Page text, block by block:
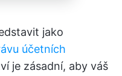
jako
účetních
je zásadní, aby váš